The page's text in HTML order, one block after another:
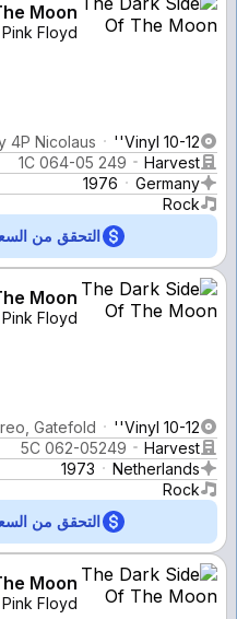
Moon
Pink Floyd
Vinyl 10-12''
4P Nicolaus
Harvest
1C 064-05 249
Germany
1976
Rock
التحقق من
Moon
Pink Floyd
Vinyl 10-12''
Gatefold
Harvest
5C 062-05249
Netherlands
1973
Rock
التحقق من
Moon
Pink Floyd